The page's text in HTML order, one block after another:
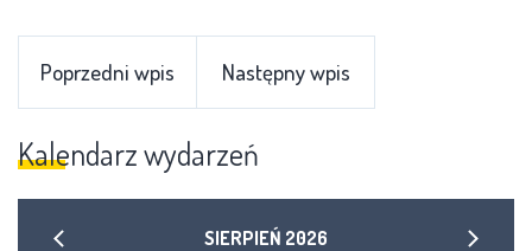
Poprzedni wpis Następny wpis
Kalendarz wydarzeń
SIERPIEŃ 2026